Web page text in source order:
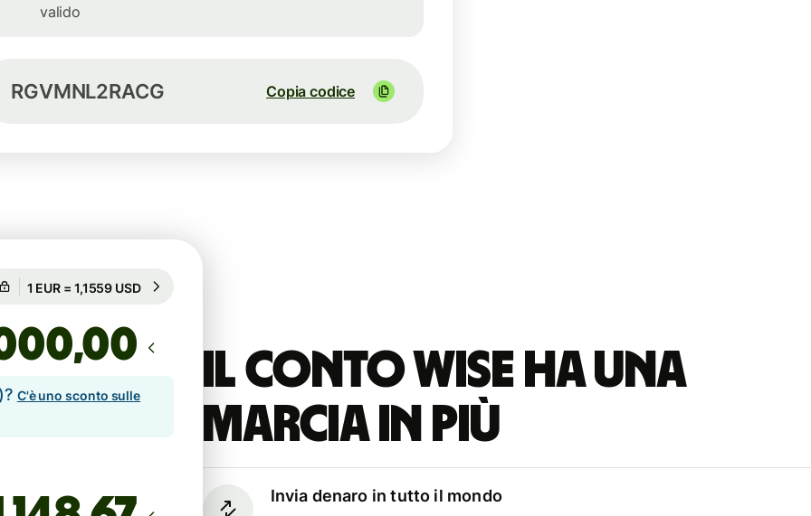
valido
RGVMNL2RACG Copia codice
Il conto Wise ha una
marcia in più
Invia denaro in tutto il mondo
Garantito per 50h
,00
C'è uno sconto sulle